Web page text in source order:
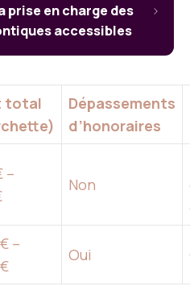
prise en charge des
accessibles
total
Dépassements
d’honoraires
–
Non
–
Oui